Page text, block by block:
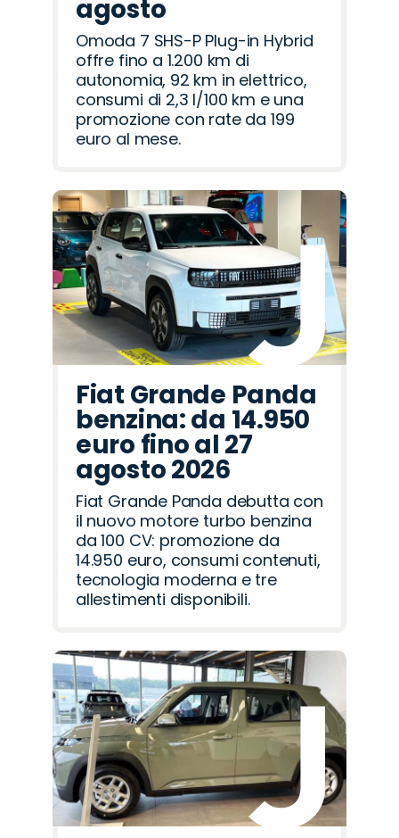
agosto
Omoda 7 SHS-P Plug-in Hybrid
offre fino a 1.200 km di
autonomia, 92 km in elettrico,
consumi di 2,3 l/100 km e una
promozione con rate da 199
euro al mese.
Fiat Grande Panda
benzina: da 14.950
euro fino al 27
agosto 2026
Fiat Grande Panda debutta con
il nuovo motore turbo benzina
da 100 CV: promozione da
14.950 euro, consumi contenuti,
tecnologia moderna e tre
allestimenti disponibili.